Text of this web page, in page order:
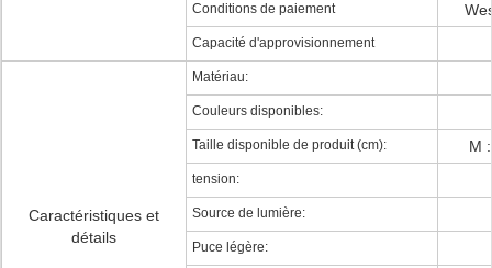
Conditions de paiement
Capacité d'approvisionnement
Caractéristiques et
détails
Matériau:
Couleurs disponibles:
Taille disponible de produit (cm): M
tension:
Source de lumière:
Puce légère: